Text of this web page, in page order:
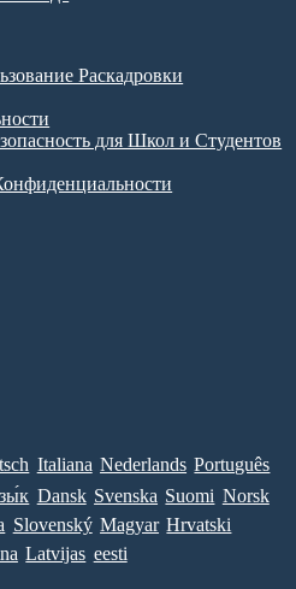
Раскадровки
для Школ и Студентов
Italiana Nederlands Português
Dansk Svenska Suomi Norsk
Slovenský Magyar Hrvatski
Latvijas eesti